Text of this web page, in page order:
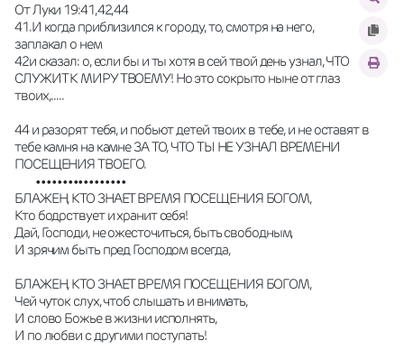
От Луки 19:41,42,44
41.И когда приблизился к городу, то, смотря на него,
заплакал о нем
42и сказал: о, если бы и ты хотя в сей твой день узнал, ЧТО
СЛУЖИТ К МИРУ ТВОЕМУ! Но это сокрыто ныне от глаз
твоих,.....
44 и разорят тебя, и побьют детей твоих в тебе, и не оставят в
тебе камня на камне ЗА ТО, ЧТО ТЫ НЕ УЗНАЛ ВРЕМЕНИ
ПОСЕЩЕНИЯ ТВОЕГО.
        •••••••••••••••••
БЛАЖЕН, КТО ЗНАЕТ ВРЕМЯ ПОСЕЩЕНИЯ БОГОМ,
Кто бодрствует и хранит себя!
Дай, Господи, не ожесточиться, быть свободным,
И зрячим быть пред Господом всегда,
БЛАЖЕН, КТО ЗНАЕТ ВРЕМЯ ПОСЕЩЕНИЯ БОГОМ,
Чей чуток слух, чтоб слышать и внимать,
И слово Божье в жизни исполнять,
И по любви с другими поступать!